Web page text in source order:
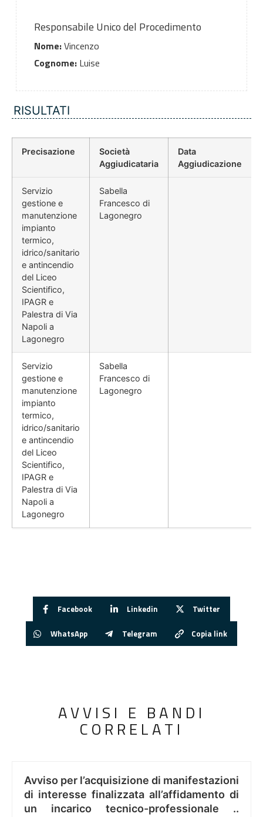
Responsabile Unico del Procedimento
Nome:Vincenzo
Cognome:Luise
RISULTATI
Precisazione
Società
Aggiudicataria
Data
Aggiudicazione
Servizio
gestione e
manutenzione
impianto
termico,
idrico/sanitario
e antincendio
del Liceo
Scientifico,
IPAGR e
Palestra di Via
Napoli a
Lagonegro
Sabella
Francesco di
Lagonegro
Servizio
gestione e
manutenzione
impianto
termico,
idrico/sanitario
e antincendio
del Liceo
Scientifico,
IPAGR e
Palestra di Via
Napoli a
Lagonegro
Sabella
Francesco di
Lagonegro
Facebook Linkedin Twitter
WhatsApp Telegram Copia link
AVVISI E BANDI
CORRELATI
Avviso per l’acquisizione di manifestazioni
di interesse finalizzata all’affidamento di
un incarico tecnico-professionale ..